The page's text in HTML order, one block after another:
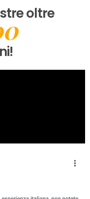
oltre